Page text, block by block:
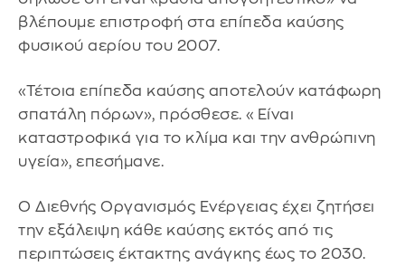
βλέπουμε επιστροφή στα επίπεδα καύσης
φυσικού αερίου του 2007.
«Τέτοια επίπεδα καύσης αποτελούν κατάφωρη
σπατάλη πόρων», πρόσθεσε. «Είναι
καταστροφικά για το κλίμα και την ανθρώπινη
υγεία», επεσήμανε.
Ο Διεθνής Οργανισμός Ενέργειας έχει ζητήσει
την εξάλειψη κάθε καύσης εκτός από τις
περιπτώσεις έκτακτης ανάγκης έως το 2030.